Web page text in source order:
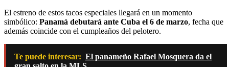
El estreno de estos tacos especiales llegará en un momento
simbólico: Panamá debutará ante Cuba el 6 de marzo, fecha que
además coincide con el cumpleaños del pelotero.
Te puede interesar: El panameño Rafael Mosquera da el